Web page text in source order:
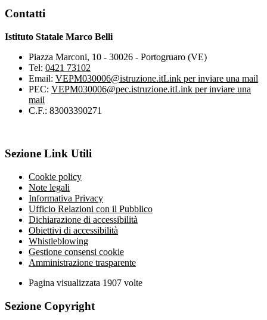
Contatti
Istituto Statale Marco Belli
Piazza Marconi, 10 - 30026 - Portogruaro (VE)
Tel: 0421 73102
Email: VEPM030006@istruzione.itLink per inviare una mail
PEC: VEPM030006@pec.istruzione.itLink per inviare una
mail
C.F.: 83003390271
Sezione Link Utili
Cookie policy
Note legali
Informativa Privacy
Ufficio Relazioni con il Pubblico
Dichiarazione di accessibilità
Obiettivi di accessibilità
Whistleblowing
Gestione consensi cookie
Amministrazione trasparente
Pagina visualizzata 1907 volte
Sezione Copyright